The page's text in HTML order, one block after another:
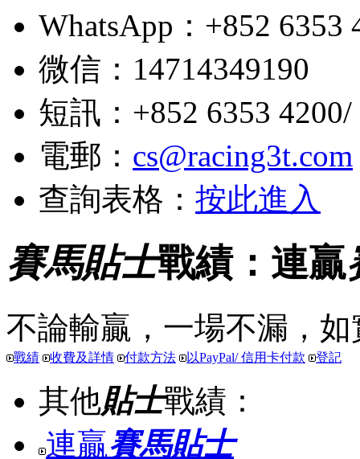
WhatsApp：+852 6353
微信：14714349190
短訊：+852 6353
電郵： cs@racing3t.com
查詢表格： 按此進入
賽馬貼士戰績：連贏
不論輸贏，一場不漏，
戰績 收費及詳情 付款方法 以PayPal/ 信用卡付款 登記
其他貼士戰績：
連贏賽馬貼士